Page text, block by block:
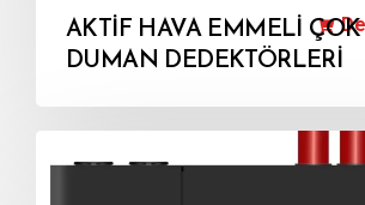
AKTİF HAVA EMMELİ ÇOK
DUMAN DEDEKTÖRLERİ